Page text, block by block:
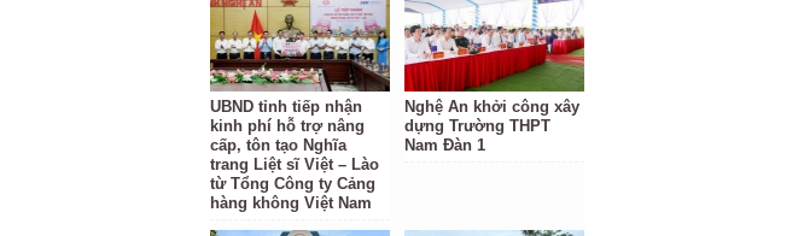
UBND tỉnh tiếp nhận
kinh phí hỗ trợ nâng
cấp, tôn tạo Nghĩa
trang Liệt sĩ Việt – Lào
từ Tổng Công ty Cảng
hàng không Việt Nam
Nghệ An khởi công xây
dựng Trường THPT
Nam Đàn 1